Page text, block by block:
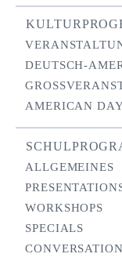
DEUTSCH-
AMERICAN
ALLGEMEINES
WORKSHOPS
SPECIALS